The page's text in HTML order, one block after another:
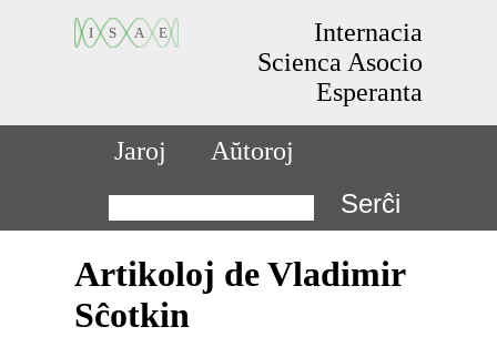
Internacia
Scienca Asocio
Esperanta
Jaroj Aŭtoroj
Serĉi
Artikoloj de Vladimir
Sĉotkin